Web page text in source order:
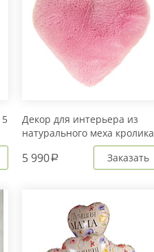
Декор для интерьера из
натурального меха кролика
Рекс "Сердце" IM20601
5 990a Заказать